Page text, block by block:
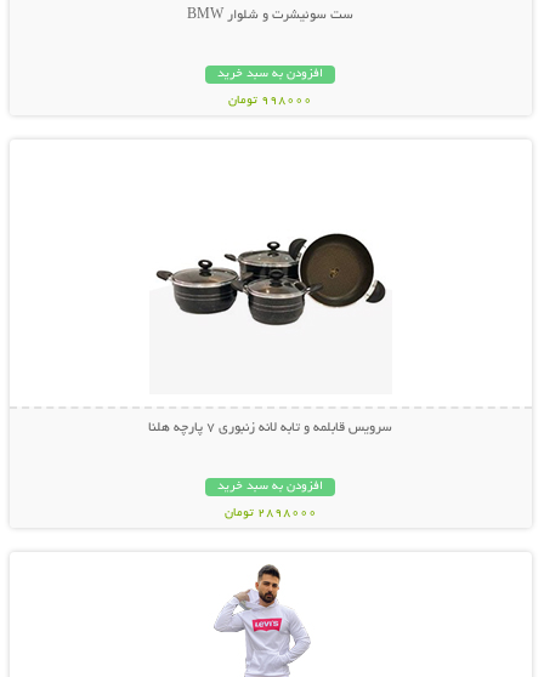
ست سوئیشرت و شلوار BMW
افزودن به سبد خرید
998000 تومان
سرویس قابلمه و تابه لانه زنبوری 7 پارچه هلنا
افزودن به سبد خرید
2898000 تومان